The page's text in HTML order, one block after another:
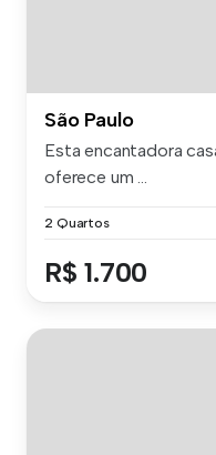
São Paulo
Esta encantadora
oferece um ...
2 Quartos
R$ 1.700